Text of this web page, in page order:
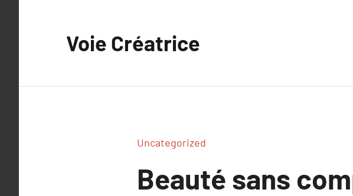
Voie Créatrice
Uncategorized
Beauté sans